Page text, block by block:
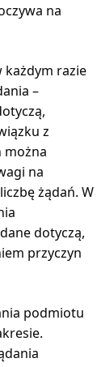
na
każdym razie
–
z
można
na
żądań. W
dotyczą,
przyczyn
podmiotu